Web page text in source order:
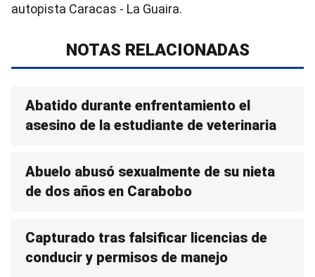
autopista Caracas - La Guaira.
NOTAS RELACIONADAS
Abatido durante enfrentamiento el
asesino de la estudiante de veterinaria
Abuelo abusó sexualmente de su nieta
de dos años en Carabobo
Capturado tras falsificar licencias de
conducir y permisos de manejo